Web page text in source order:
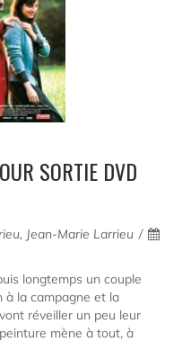
SORTIE DVD
Jean-Marie Larrieu
longtemps un couple
à la campagne et la
réveiller un peu leur
mène à tout, à